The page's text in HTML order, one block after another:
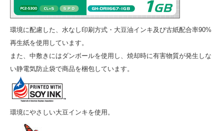
環境に配慮した、水なし印刷方式・大豆油インキ及び古紙配合率90%
再生紙を使用しています。
また、中敷きにはダンボールを使用し、焼却時に有害物質が発生しな
い静電気防止袋で商品を梱包しています。
環境にやさしい大豆インキを使用。